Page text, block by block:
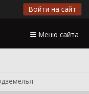
Войти на сайт
Меню сайта